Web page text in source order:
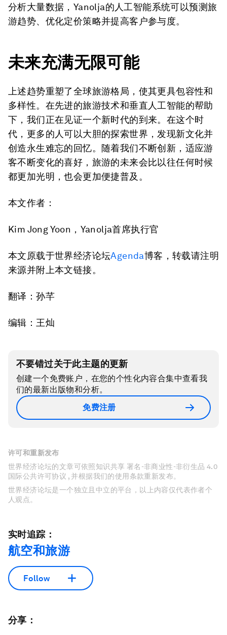
分析大量数据，Yanolja的人工智能系统可以预测旅
游趋势、优化定价策略并提高客户参与度。
未来充满无限可能
上述趋势重塑了全球旅游格局，使其更具包容性和
多样性。在先进的旅游技术和垂直人工智能的帮助
下，我们正在见证一个新时代的到来。在这个时
代，更多的人可以大胆的探索世界，发现新文化并
创造永生难忘的回忆。随着我们不断创新，适应游
客不断变化的喜好，旅游的未来会比以往任何时候
都更加光明，也会更加便捷普及。
本文作者：
Kim Jong Yoon，Yanolja首席执行官
本文原载于世界经济论坛Agenda博客，转载请注明
来源并附上本文链接。
翻译：孙芊
编辑：王灿
不要错过关于此主题的更新
创建一个免费账户，在您的个性化内容合集中查看我
们的最新出版物和分析。
免费注册
许可和重新发布
世界经济论坛的文章可依照知识共享 署名-非商业性-非衍生品 4.0
国际公共许可协议 , 并根据我们的使用条款重新发布。
世界经济论坛是一个独立且中立的平台，以上内容仅代表作者个
人观点。
实时追踪：
航空和旅游
Follow
分享：